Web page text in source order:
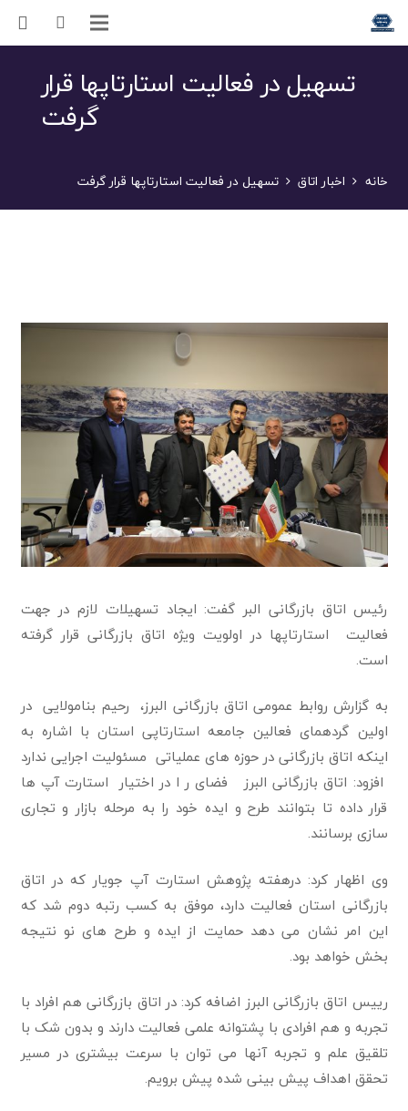
تسهیل در فعالیت استارتاپها قرار
گرفت
خانه اخبار اتاق تسهیل در فعالیت استارتاپها قرار گرفت
رئیس اتاق بازرگانی البر گفت: ایجاد تسهیلات لازم در جهت
فعالیت استارتاپها در اولویت ویژه اتاق بازرگانی قرار گرفته
است.
به گزارش روابط عمومی اتاق بازرگانی البرز، رحیم بنامولایی در
اولین گردهمای فعالین جامعه استارتاپی استان با اشاره به
اینکه اتاق بازرگانی در حوزه های عملیاتی مسئولیت اجرایی ندارد
افزود: اتاق بازرگانی البرز فضای ر ا در اختیار استارت آپ ها
قرار داده تا بتوانند طرح و ایده خود را به مرحله بازار و تجاری
سازی برسانند.
وی اظهار کرد: درهفته پژوهش استارت آپ جویار که در اتاق
بازرگانی استان فعالیت دارد، موفق به کسب رتبه دوم شد که
این امر نشان می دهد حمایت از ایده و طرح های نو نتیجه
بخش خواهد بود.
رییس اتاق بازرگانی البرز اضافه کرد: در اتاق بازرگانی هم افراد با
تجربه و هم افرادی با پشتوانه علمی فعالیت دارند و بدون شک با
تلقیق علم و تجربه آنها می توان با سرعت بیشتری در مسیر
تحقق اهداف پیش بینی شده پیش برویم.